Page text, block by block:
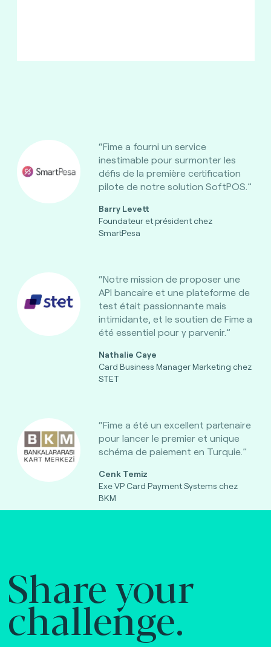
“Fime a fourni un service
inestimable pour surmonter les
défis de la première certification
pilote de notre solution SoftPOS.”
Barry Levett
Foundateur et président chez
SmartPesa
“Notre mission de proposer une
API bancaire et une plateforme de
test était passionnante mais
intimidante, et le soutien de Fime a
été essentiel pour y parvenir.”
Nathalie Caye
Card Business Manager Marketing chez
STET
“Fime a été un excellent partenaire
pour lancer le premier et unique
schéma de paiement en Turquie.”
Cenk Temiz
Exe VP Card Payment Systems chez
BKM
Share your
challenge.